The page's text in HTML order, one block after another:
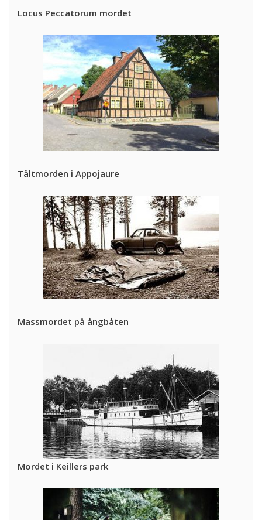
Locus Peccatorum mordet
Tältmorden i Appojaure
Massmordet på ångbåten
Mordet i Keillers park